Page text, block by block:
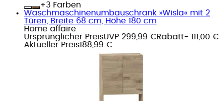
+
Farben
Waschmaschinenumbauschrank »Wisla« mit 2
Türen, Breite 68 cm, Höhe 180 cm
Home affaire
Ursprünglicher PreisUVP 299,99 €Rabatt- 111,00 €
Aktueller Preis188,99 €